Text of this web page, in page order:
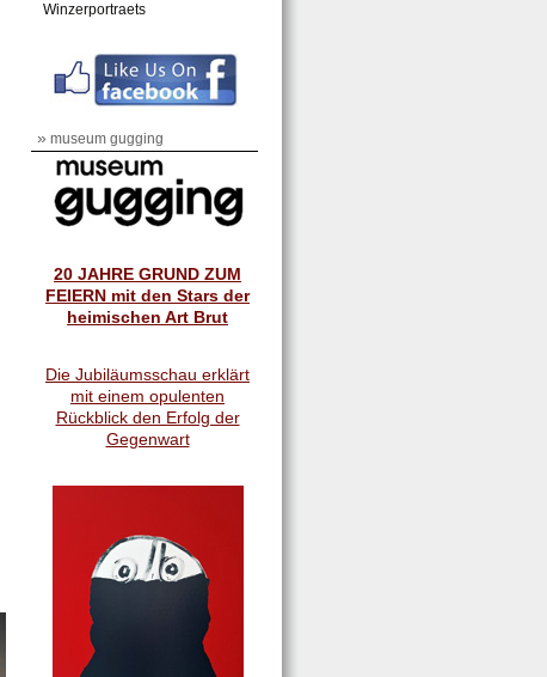
Winzerportraets
» museum gugging
20 JAHRE GRUND ZUM
FEIERN mit den Stars der
heimischen Art Brut
Die Jubiläumsschau erklärt
mit einem opulenten
Rückblick den Erfolg der
Gegenwart